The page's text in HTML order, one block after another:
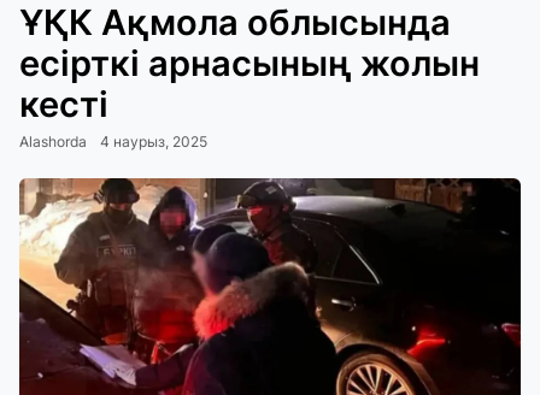
ҰҚК Ақмола облысында
есірткі арнасының жолын
кесті
Alashorda 4 наурыз, 2025